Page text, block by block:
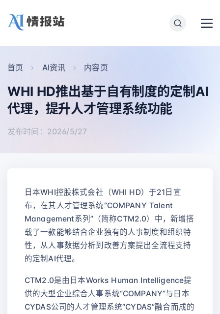
首页 AI资讯 内容页
WHI HD推出基于自有制度的定制AI
代理，提升人才管理系统功能
发布时间：2026/5/27
日本WHI控股株式会社（WHI HD）于21日宣
布，在其人才管理系统“COMPANY Talent
Management系列”（简称CTM2.0）中，新增搭
载了一款能够结合企业独有的人事制度和组织特
性，从人事数据分析到改善方案提出全流程支持
的定制AI代理。
CTM2.0是由日本Works Human Intelligence提
供的大型企业综合人事系统“COMPANY”与日本
CYDAS公司的人才管理系统“CYDAS”融合而成的